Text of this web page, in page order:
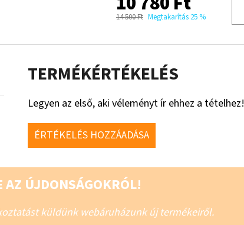
14 500 Ft Megtakarítás 25 %
TERMÉKÉRTÉKELÉS
Legyen az első, aki véleményt ír ehhez a tételhez!
ÉRTÉKELÉS HOZZÁADÁSA
ÚJDONSÁGOKRÓL!
küldünk webáruházunk új termékeiről.